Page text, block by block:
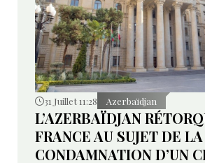
31 Juillet 11:28 Azerbaïdjan
L’AZERBAÏDJAN
FRANCE AU SUJET DE LA
CONDAMNATION D’UN